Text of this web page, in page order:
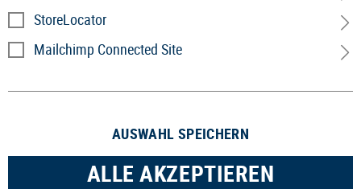
StoreLocator
Mailchimp Connected Site
AUSWAHL SPEICHERN
ALLE AKZEPTIEREN